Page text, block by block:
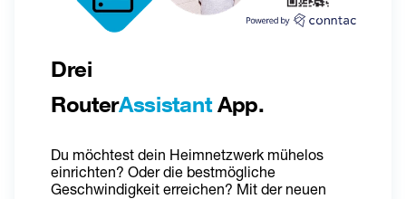
Drei
RouterAssistant App.
Du möchtest dein Heimnetzwerk mühelos
einrichten? Oder die bestmögliche
Geschwindigkeit erreichen? Mit der neuen